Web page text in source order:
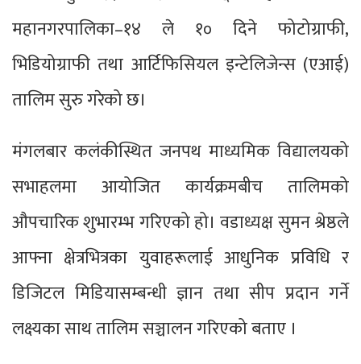
महानगरपालिका–१४ ले १० दिने फोटोग्राफी,
भिडियोग्राफी तथा आर्टिफिसियल इन्टेलिजेन्स (एआई)
तालिम सुरु गरेको छ।
मंगलबार कलंकीस्थित जनपथ माध्यमिक विद्यालयको
सभाहलमा आयोजित कार्यक्रमबीच तालिमको
औपचारिक शुभारम्भ गरिएको हो। वडाध्यक्ष सुमन श्रेष्ठले
आफ्ना क्षेत्रभित्रका युवाहरूलाई आधुनिक प्रविधि र
डिजिटल मिडियासम्बन्धी ज्ञान तथा सीप प्रदान गर्ने
लक्ष्यका साथ तालिम सञ्चालन गरिएको बताए ।